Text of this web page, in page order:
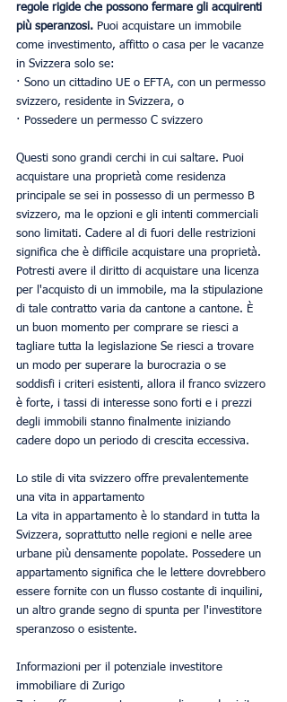
regole rigide che possono fermare gli acquirenti
più speranzosi. Puoi acquistare un immobile
come investimento, affitto o casa per le vacanze
in Svizzera solo se:
· Sono un cittadino UE o EFTA, con un permesso
svizzero, residente in Svizzera, o
· Possedere un permesso C svizzero
Questi sono grandi cerchi in cui saltare. Puoi
acquistare una proprietà come residenza
principale se sei in possesso di un permesso B
svizzero, ma le opzioni e gli intenti commerciali
sono limitati. Cadere al di fuori delle restrizioni
significa che è difficile acquistare una proprietà.
Potresti avere il diritto di acquistare una licenza
per l'acquisto di un immobile, ma la stipulazione
di tale contratto varia da cantone a cantone. È
un buon momento per comprare se riesci a
tagliare tutta la legislazione Se riesci a trovare
un modo per superare la burocrazia o se
soddisfi i criteri esistenti, allora il franco svizzero
è forte, i tassi di interesse sono forti e i prezzi
degli immobili stanno finalmente iniziando
cadere dopo un periodo di crescita eccessiva.
Lo stile di vita svizzero offre prevalentemente
una vita in appartamento
La vita in appartamento è lo standard in tutta la
Svizzera, soprattutto nelle regioni e nelle aree
urbane più densamente popolate. Possedere un
appartamento significa che le lettere dovrebbero
essere fornite con un flusso costante di inquilini,
un altro grande segno di spunta per l'investitore
speranzoso o esistente.
Informazioni per il potenziale investitore
immobiliare di Zurigo